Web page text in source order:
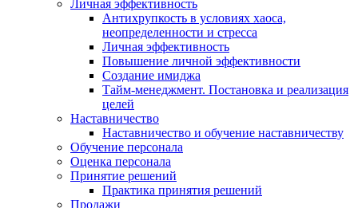
Личная эффективность
Антихрупкость в условиях хаоса,
неопределенности и стресса
Личная эффективность
Повышение личной эффективности
Создание имиджа
Тайм-менеджмент. Постановка и реализация
целей
Наставничество
Наставничество и обучение наставничеству
Обучение персонала
Оценка персонала
Принятие решений
Практика принятия решений
Продажи